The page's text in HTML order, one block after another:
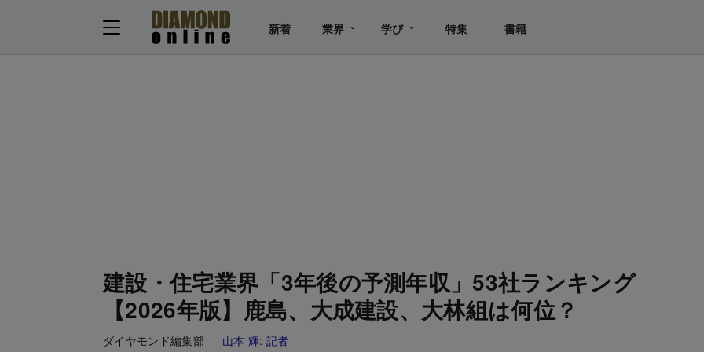
新着 業界 学び 特集 書籍
建設・住宅業界「3年後の予測年収」53社ランキング
【2026年版】鹿島、大成建設、大林組は何位？
ダイヤモンド編集部 山本 輝: 記者